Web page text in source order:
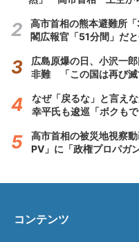
高市首相の熊本避難所
閣広報官「51分間」だ
広島原爆の日、小沢一
非難 「この国は再び滅
なぜ「戻るな」と言え
幸平氏も逡巡「ボクも
高市首相の被災地視察
PV」に「政権プロパガ
コンテンツ